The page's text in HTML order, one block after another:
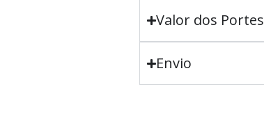
Valor dos Portes
Envio